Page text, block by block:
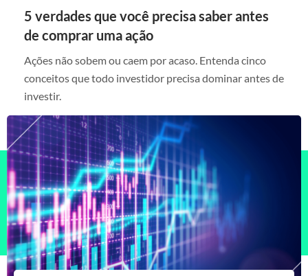
5 verdades que você precisa saber antes
de comprar uma ação
Ações não sobem ou caem por acaso. Entenda cinco
conceitos que todo investidor precisa dominar antes de
investir.